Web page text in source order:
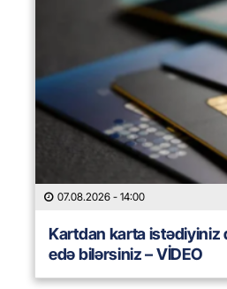
07.08.2026 - 14:00
Kartdan karta istədiyiniz
edə bilərsiniz – VİDEO